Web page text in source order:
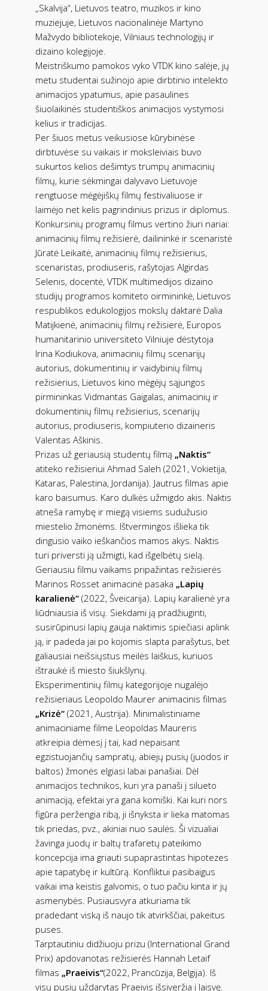
„Skalvija“, Lietuvos teatro, muzikos ir kino
muziejuje, Lietuvos nacionalinėje Martyno
Mažvydo bibliotekoje, Vilniaus technologijų ir
dizaino kolegijoje.
Meistriškumo pamokos vyko VTDK kino salėje, jų
metu studentai sužinojo apie dirbtinio intelekto
animacijos ypatumus, apie pasaulines
šiuolaikinės studentiškos animacijos vystymosi
kelius ir tradicijas.
Per šiuos metus veikusiose kūrybinėse
dirbtuvėse su vaikais ir moksleiviais buvo
sukurtos kelios dešimtys trumpų animacinių
filmų, kurie sėkmingai dalyvavo Lietuvoje
rengtuose mėgėjiškų filmų festivaliuose ir
laimėjo net kelis pagrindinius prizus ir diplomus.
Konkursinių programų filmus vertino žiuri nariai:
animacinių filmų režisierė, dailininkė ir scenaristė
Jūratė Leikaitė, animacinių filmų režisierius,
scenaristas, prodiuseris, rašytojas Algirdas
Selenis, docentė, VTDK multimedijos dizaino
studijų programos komiteto oirmininkė, Lietuvos
respublikos edukologijos mokslų daktarė Dalia
Matijkienė, animacinių filmų režisierė, Europos
humanitarinio universiteto Vilniuje dėstytoja
Irina Kodiukova, animacinių filmų scenarijų
autorius, dokumentinių ir vaidybinių filmų
režisierius, Lietuvos kino mėgėjų sąjungos
pirmininkas Vidmantas Gaigalas, animacinių ir
dokumentinių filmų režisierius, scenarijų
autorius, prodiuseris, kompiuterio dizaineris
Valentas Aškinis.
Prizas už geriausią studentų filmą „Naktis“
atiteko režisieriui Ahmad Saleh (2021, Vokietija,
Kataras, Palestina, Jordanija). Jautrus filmas apie
karo baisumus. Karo dulkės užmigdo akis. Naktis
atneša ramybę ir miegą visiems sudužusio
miestelio žmonėms. Ištvermingos išlieka tik
dingusio vaiko ieškančios mamos akys. Naktis
turi priversti ją užmigti, kad išgelbėtų sielą.
Geriausiu filmu vaikams pripažintas režisierės
Marinos Rosset animacinė pasaka „Lapių
karalienė“ (2022, Šveicarija). Lapių karalienė yra
liūdniausia iš visų. Siekdami ją pradžiuginti,
susirūpinusi lapių gauja naktimis spiečiasi aplink
ją, ir padeda jai po kojomis slapta parašytus, bet
galiausiai neišsiųstus meilės laiškus, kuriuos
ištraukė iš miesto šiukšlynų.
Eksperimentinių filmų kategorijoje nugalėjo
režisieriaus Leopoldo Maurer animacinis filmas
„Krizė“ (2021, Austrija). Minimalistiniame
animaciniame filme Leopoldas Maureris
atkreipia dėmesį į tai, kad nepaisant
egzistuojančių sampratų, abiejų pusių (juodos ir
baltos) žmonės elgiasi labai panašiai. Dėl
animacijos technikos, kuri yra panaši į silueto
animaciją, efektai yra gana komiški. Kai kuri nors
figūra peržengia ribą, ji išnyksta ir lieka matomas
tik priedas, pvz., akiniai nuo saulės. Ši vizualiai
žavinga juodų ir baltų trafaretų pateikimo
koncepcija ima griauti supaprastintas hipotezes
apie tapatybę ir kultūrą. Konfliktui pasibaigus
vaikai ima keistis galvomis, o tuo pačiu kinta ir jų
asmenybės. Pusiausvyra atkuriama tik
pradedant viską iš naujo tik atvirkščiai, pakeitus
puses.
Tarptautiniu didžiuoju prizu (International Grand
Prix) apdovanotas režisierės Hannah Letaif
filmas „Praeivis“(2022, Prancūzija, Belgija). Iš
visų pusių uždarytas Praeivis išsiveržia į laisvę.